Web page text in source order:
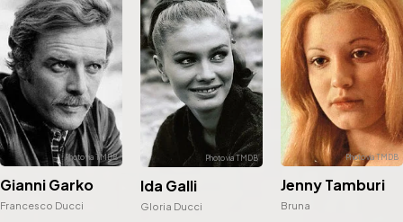
Gianni Garko
Francesco Ducci
Ida Galli
Gloria Ducci
Jenny Tamburi
Bruna